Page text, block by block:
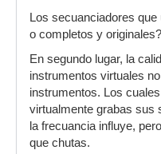
Los secuanciadores
o completos y originales?
En segundo lugar, la
instrumentos virtuales
instrumentos. Los
virtualmente grabas sus
la frecuancia influye,
que chutas.